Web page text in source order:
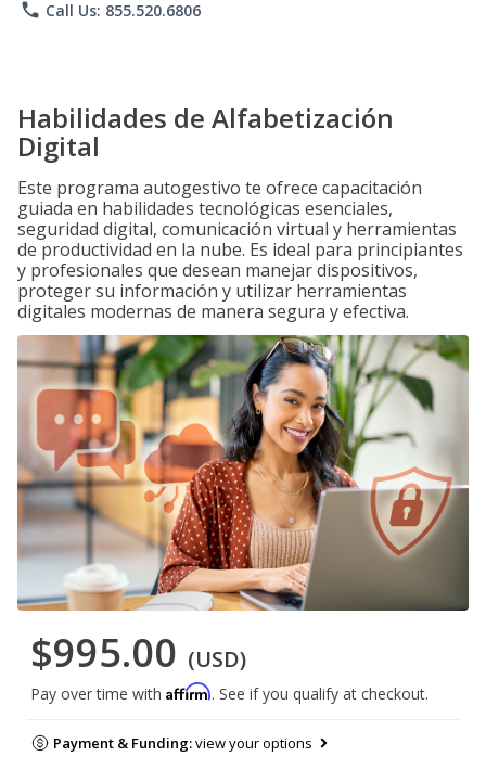
phone Call Us: 855.520.6806
Habilidades de Alfabetización
Digital
Este programa autogestivo te ofrece capacitación
guiada en habilidades tecnológicas esenciales,
seguridad digital, comunicación virtual y herramientas
de productividad en la nube. Es ideal para principiantes
y profesionales que desean manejar dispositivos,
proteger su información y utilizar herramientas
digitales modernas de manera segura y efectiva.
$995.00 (USD)
Pay over time with Affirm. See if you qualify at checkout.
Payment & Funding:view your options